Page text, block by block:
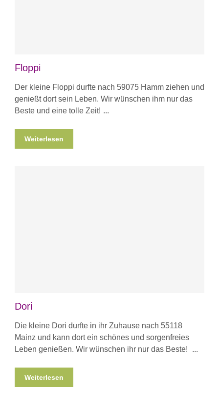
Floppi
Der kleine Floppi durfte nach 59075 Hamm ziehen und
genießt dort sein Leben. Wir wünschen ihm nur das
Beste und eine tolle Zeit!
Weiterlesen
Dori
Die kleine Dori durfte in ihr Zuhause nach 55118
Mainz und kann dort ein schönes und sorgenfreies
Leben genießen. Wir wünschen ihr nur das Beste!
Weiterlesen